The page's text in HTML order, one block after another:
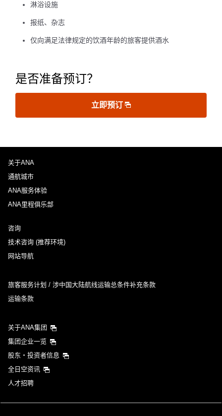
淋浴设施
报纸、杂志
仅向满足法律规定的饮酒年龄的旅客提供酒水
是否准备预订？
立即预订
关于ANA
通航城市
ANA服务体验
ANA里程俱乐部
咨询
技术咨询 (推荐环境)
网站导航
旅客服务计划 / 涉中国大陆航线运输总条件补充条款
运输条款
关于ANA集团
集团企业一览
股东・投资者信息
全日空资讯
人才招聘